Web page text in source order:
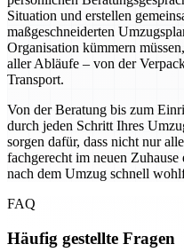
Situation und erstellen
maßgeschneiderten
Organisation kümmern
aller Abläufe – von der
Transport.
Von der Beratung bis zum
durch jeden Schritt Ihres
sorgen dafür, dass nicht nur
fachgerecht im neuen
nach dem Umzug schnell
FAQ
Häufig gestellte Fragen